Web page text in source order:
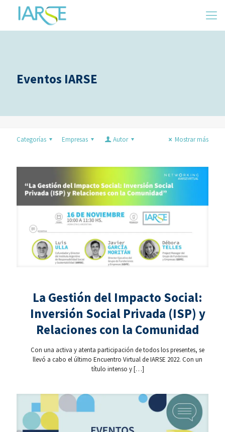
Eventos IARSE
Categorías Empresas Autor Mostrar más
La Gestión del Impacto Social:
Inversión Social Privada (ISP) y
Relaciones con la Comunidad
Con una activa y atenta participación de todos los presentes, se
llevó a cabo el último Encuentro Virtual de IARSE 2022. Con un
título intenso y[…]